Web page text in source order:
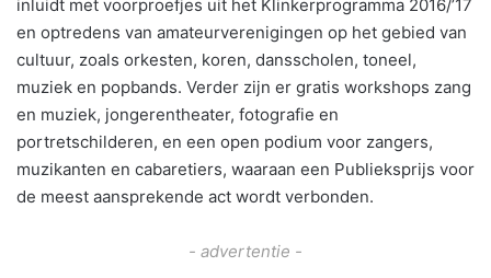
inluidt met voorproefjes uit het Klinkerprogramma 2016/’17
en optredens van amateurverenigingen op het gebied van
cultuur, zoals orkesten, koren, dansscholen, toneel,
muziek en popbands. Verder zijn er gratis workshops zang
en muziek, jongerentheater, fotografie en
portretschilderen, en een open podium voor zangers,
muzikanten en cabaretiers, waaraan een Publieksprijs voor
de meest aansprekende act wordt verbonden.
- advertentie -